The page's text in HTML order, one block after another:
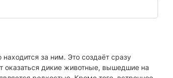
за ним. Это создаёт сразу
оказаться дикие животные, вышедшие на